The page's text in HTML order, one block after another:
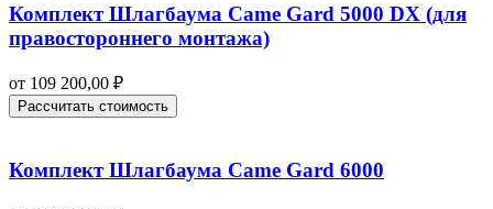
Комплект Шлагбаума Came Gard 5000 DX (для
правостороннего монтажа)
от 109 200,00 ₽
Рассчитать стоимость
Комплект Шлагбаума Came Gard 6000